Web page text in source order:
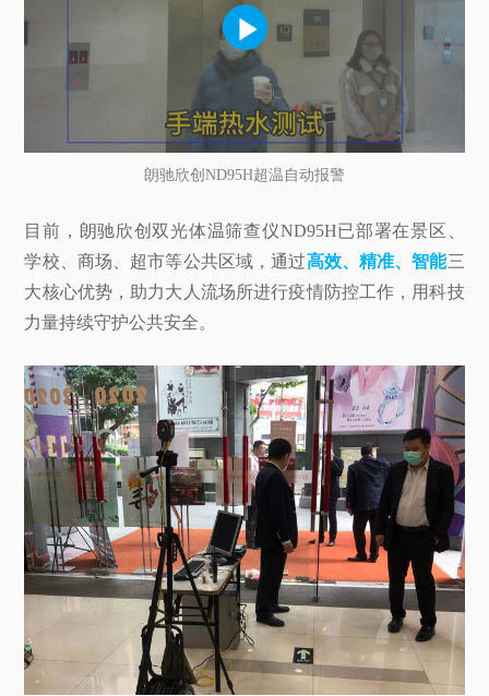
朗驰欣创ND95H超温自动报警
目前，朗驰欣创双光体温筛查仪ND95H已部署在景区、
学校、商场、超市等公共区域，通过高效、精准、智能三
大核心优势，助力大人流场所进行疫情防控工作，用科技
力量持续守护公共安全。